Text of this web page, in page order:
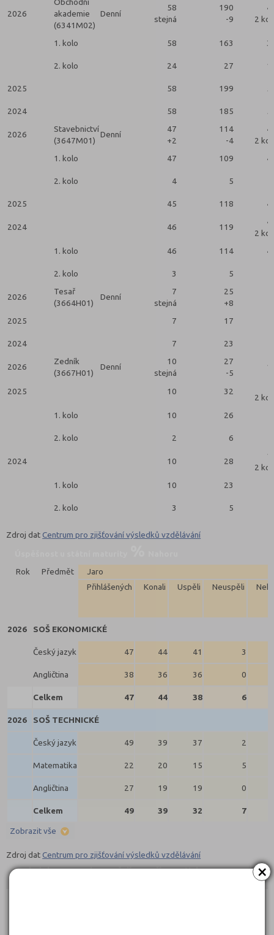
×
2026
akademie
(6341M02)
Denní
58
stejná
190
-9
2
1. kolo 58 163
2. kolo 24 27
2025 58 199
2024 58 185
2026
Stavebnictví
(3647M01)
Denní
47
+2
114
-4
2
1. kolo
47 109
2. kolo 4 5
2025 45 118
2024 46 119
2
1. kolo
46 114
2. kolo 3 5
2026
Tesař
(3664H01)
Denní
7
stejná
25
+8
2025 7 17
2024 7 23
2026
Zedník
(3667H01)
Denní
10
stejná
27
-5
2025 10 32
2
1. kolo
10 26
2. kolo 2 6
2024 10 28
2
1. kolo
10 23
2. kolo 3 5
Zdroj datCentrum pro zjišťování výsledků vzdělávání
Rok
Předmět
Jaro
Přihlášených
Konali Uspěli Neuspěli
2026 SOŠ EKONOMICKÉ
Český jazyk 47 44 41 3
Angličtina 38 36 36 0
Celkem 47 44 38 6
2026 SOŠ TECHNICKÉ
Český jazyk 49 39 37 2
Matematika 22 20 15 5
Angličtina 27 19 19 0
Celkem 49 39 32 7
Zobrazit vše
Zdroj datCentrum pro zjišťování výsledků vzdělávání
ucebniobory.com doporučují pro přípravuNahoru